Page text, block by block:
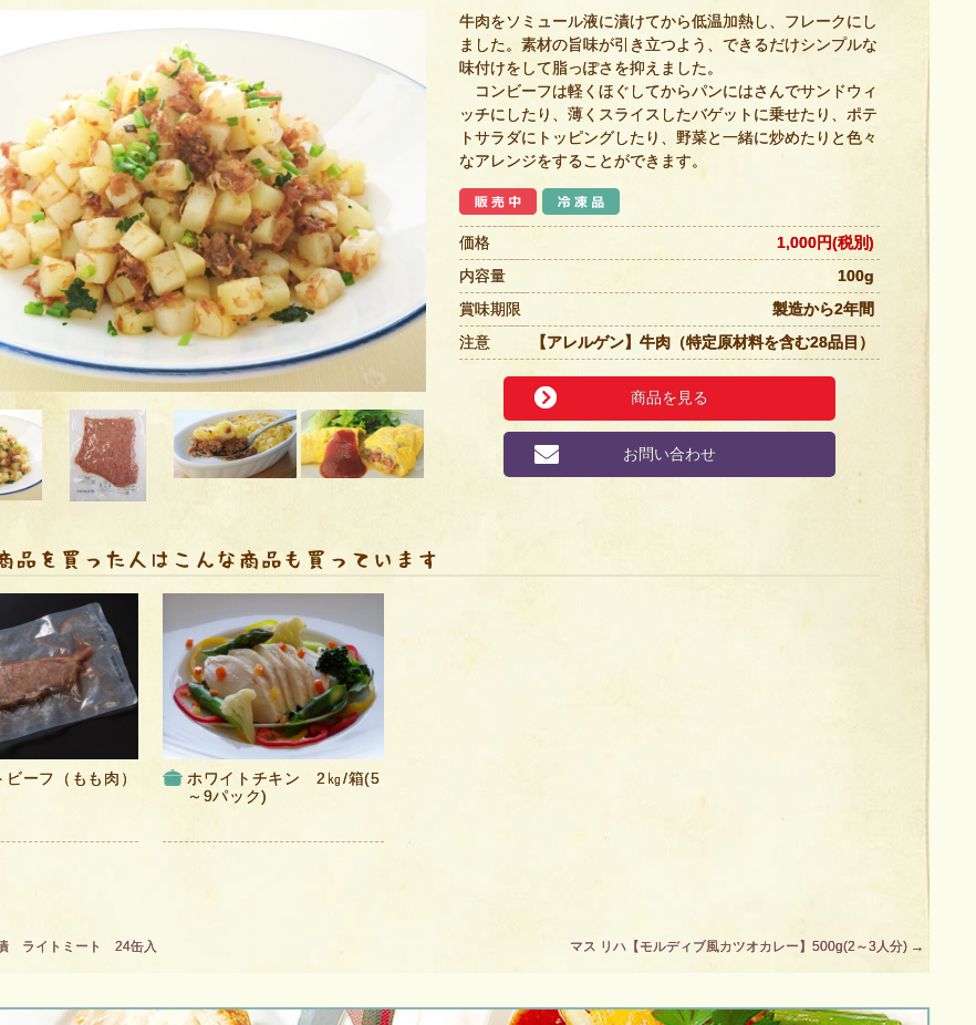
牛肉をソミュール液に漬けてから低温加熱し、フレークにし
ました。素材の旨味が引き立つよう、できるだけシンプルな
味付けをして脂っぽさを抑えました。
コンビーフは軽くほぐしてからパンにはさんでサンドウィ
ッチにしたり、薄くスライスしたバゲットに乗せたり、ポテ
トサラダにトッピングしたり、野菜と一緒に炒めたりと色々
なアレンジをすることができます。
価格
1,000円(税別)
内容量
100g
賞味期限
製造から2年間
注意
【アレルゲン】牛肉（特定原材料を含む28品目）
商品を見る
お問い合わせ
ビーフ（もも肉）
ホワイトチキン 2㎏/箱(5
～9パック)
ライトミート 24缶入 マス リハ【モルディブ風カツオカレー】500g(2～3人分) →